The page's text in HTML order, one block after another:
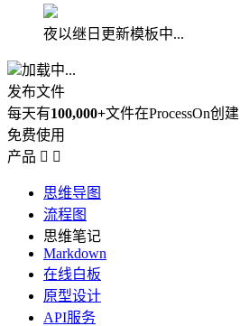
夜以继日更新模板中...
加载中...
发布文件
每天有100,000+文件在ProcessOn创建
免费使用
产品  
思维导图
流程图
思维笔记
Markdown
在线白板
原型设计
API服务